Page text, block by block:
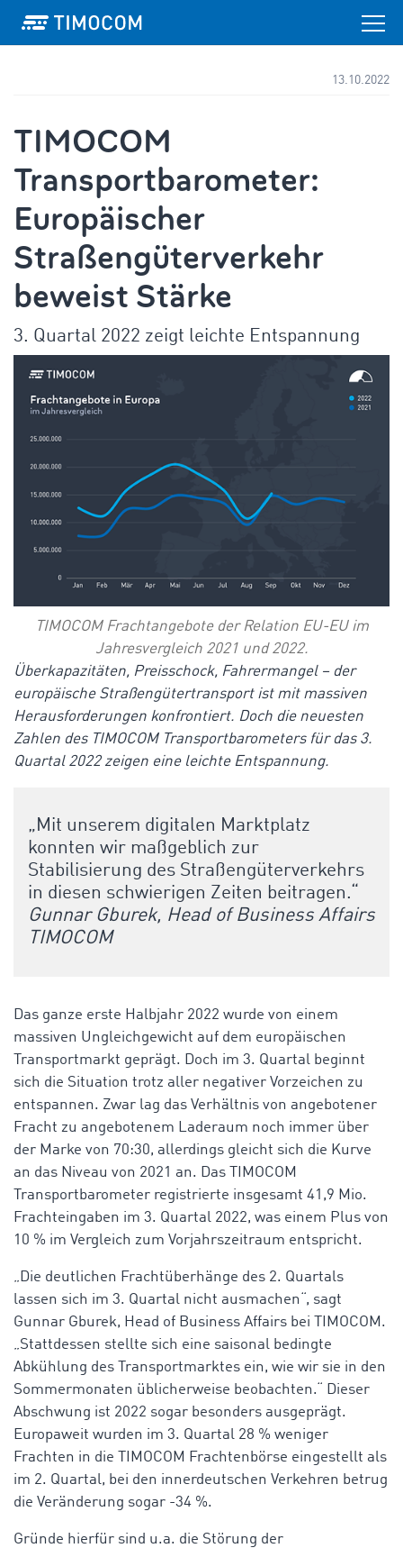
13.10.2022
TIMOCOM
Transportbarometer:
Europäischer
Straßengüterverkehr
beweist Stärke
3. Quartal 2022 zeigt leichte Entspannung
TIMOCOM Frachtangebote der Relation EU-EU im
Jahresvergleich 2021 und 2022.
Überkapazitäten, Preisschock, Fahrermangel – der
europäische Straßengütertransport ist mit massiven
Herausforderungen konfrontiert. Doch die neuesten
Zahlen des TIMOCOM Transportbarometers für das 3.
Quartal 2022 zeigen eine leichte Entspannung.
„Mit unserem digitalen Marktplatz
konnten wir maßgeblich zur
Stabilisierung des Straßengüterverkehrs
in diesen schwierigen Zeiten beitragen.“
Gunnar Gburek, Head of Business Affairs
TIMOCOM
Das ganze erste Halbjahr 2022 wurde von einem
massiven Ungleichgewicht auf dem europäischen
Transportmarkt geprägt. Doch im 3. Quartal beginnt
sich die Situation trotz aller negativer Vorzeichen zu
entspannen. Zwar lag das Verhältnis von angebotener
Fracht zu angebotenem Laderaum noch immer über
der Marke von 70:30, allerdings gleicht sich die Kurve
an das Niveau von 2021 an. Das TIMOCOM
Transportbarometer registrierte insgesamt 41,9 Mio.
Frachteingaben im 3. Quartal 2022, was einem Plus von
10 % im Vergleich zum Vorjahrszeitraum entspricht.
„Die deutlichen Frachtüberhänge des 2. Quartals
lassen sich im 3. Quartal nicht ausmachen“, sagt
Gunnar Gburek, Head of Business Affairs bei TIMOCOM.
„Stattdessen stellte sich eine saisonal bedingte
Abkühlung des Transportmarktes ein, wie wir sie in den
Sommermonaten üblicherweise beobachten.“ Dieser
Abschwung ist 2022 sogar besonders ausgeprägt.
Europaweit wurden im 3. Quartal 28 % weniger
Frachten in die TIMOCOM Frachtenbörse eingestellt als
im 2. Quartal, bei den innerdeutschen Verkehren betrug
die Veränderung sogar -34 %.
Gründe hierfür sind u.a. die Störung der